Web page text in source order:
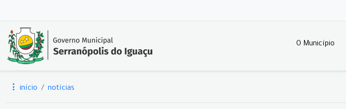
O Município
início notícias